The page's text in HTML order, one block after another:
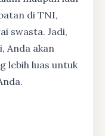
di TNI,
swasta. Jadi,
Anda akan
lebih luas untuk